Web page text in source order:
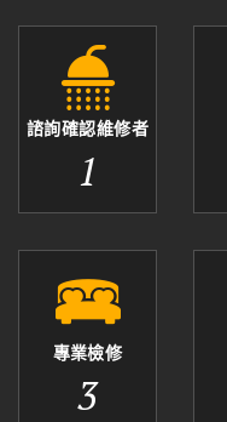
諮詢確認維修者
1
專業檢修
3